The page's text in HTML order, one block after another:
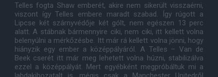
Telles fogta Shaw emberét, akire nem sikerült visszaérni,
viszont így Telles embere maradt szabad. Így rúgott a
Lipcse két szárnyvédője két gólt, nem egészen 13 perc
alatt. A stábnak bármennyire ciki, nem ciki, itt kellett volna
belenyúlni a mérkőzésbe. Itt már rá kellett volna jönni, hogy
hiányzik egy ember a középpályáról. A Telles – Van de
Beek cserét itt már meg lehetett volna húzni, stabilizálva
ezzel a középpályát. Mert egyébként megpróbáltuk mi a